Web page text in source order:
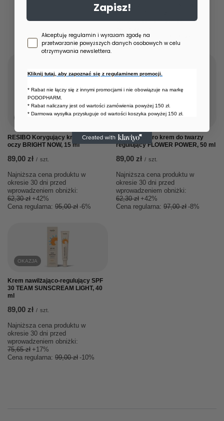
Najniższa cena produktu w
okresie 30 dni przed
wprowadzeniem obniżki:
Cena regularna:
RESIBO Korygujący krem pod
oczy BRIGHT NOW, 15 ml
89,00 zł / szt.
Najniższa cena produktu w
okresie 30 dni przed
wprowadzeniem obniżki:
62,30 zł +42%
Cena regularna: 95,00 zł -6%
OKAZJA
RESIBO Hydro krem do twarzy
regulujący FLOWER POWER, 50 ml
89,00 zł / szt.
Najniższa cena produktu w
okresie 30 dni przed
wprowadzeniem obniżki:
62,30 zł +42%
Cena regularna: 97,00 zł -8%
OKAZJA
Krem nawilżająco-regulujący SPF
30 TEAM SUNSCREAM LIGHT, 40
ml
89,00 zł / szt.
Najniższa cena produktu w
okresie 30 dni przed
wprowadzeniem obniżki:
75,65 zł +17%
Cena regularna: 99,00 zł -10%
Zapisz!
Zgoda newsletter
Akceptuję regulamin i wyrażam zgodę na
przetwarzanie powyższych danych osobowych w celu
otrzymywania newslettera.
Kliknij tutaj, aby zapoznać się z regulaminem promocji.
* Rabat nie łączy się z innymi promocjami i nie obowiązuje na markę
PODOPHARM.
* Rabat naliczany jest od wartości zamówienia powyżej 150 zł.
* Darmowa wysyłka przysługuje od wartości koszyka powyżej 150 zł.